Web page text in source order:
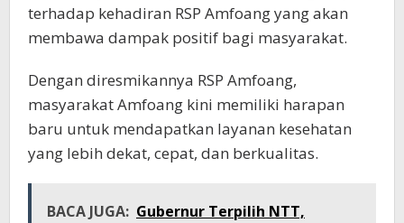
terhadap kehadiran RSP Amfoang yang akan
membawa dampak positif bagi masyarakat.
Dengan diresmikannya RSP Amfoang,
masyarakat Amfoang kini memiliki harapan
baru untuk mendapatkan layanan kesehatan
yang lebih dekat, cepat, dan berkualitas.
BACA JUGA: Gubernur Terpilih NTT,